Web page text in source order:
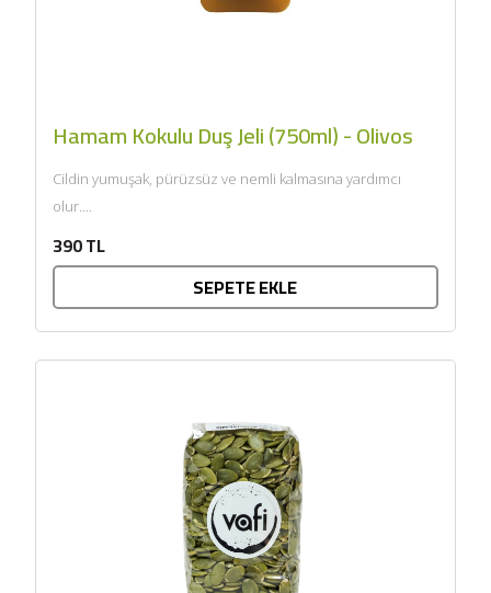
Hamam Kokulu Duş Jeli (750ml) - Olivos
Cildin yumuşak, pürüzsüz ve nemli kalmasına yardımcı
olur....
390 TL
SEPETE EKLE